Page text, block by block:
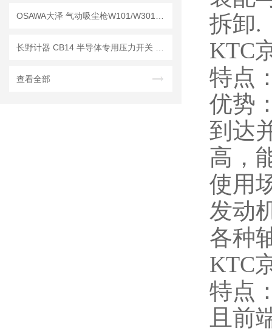
查看全部
拆卸.
KTC
特点
优势
到达
高，
使用
发动
各种
KTC
特点
且前